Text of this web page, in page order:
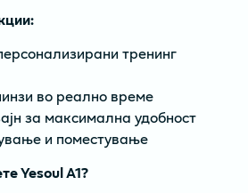
тренинг
во реално време
за максимална удобност
и поместување
Yesoul A1?